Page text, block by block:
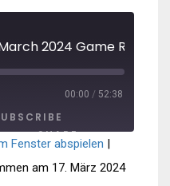
2024 Game
00:00 / 52:38
SHARE
Fenster abspielen |
am 17. März 2024